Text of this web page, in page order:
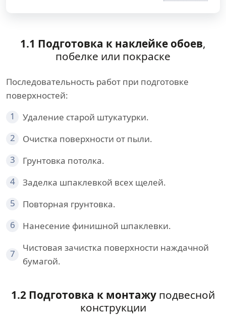
1.1 Подготовка к наклейке обоев,
побелке или покраске
Последовательность работ при подготовке
поверхностей:
1
Удаление старой штукатурки.
2
Очистка поверхности от пыли.
3
Грунтовка потолка.
4
Заделка шпаклевкой всех щелей.
5
Повторная грунтовка.
6
Нанесение финишной шпаклевки.
7
Чистовая зачистка поверхности наждачной
бумагой.
1.2 Подготовка к монтажу подвесной
конструкции